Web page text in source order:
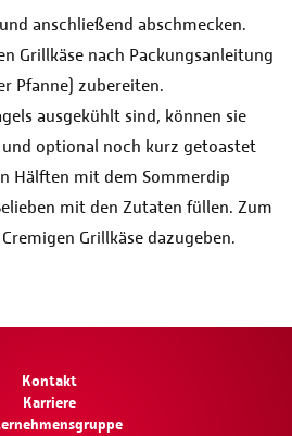
anschließend abschmecken.
Grillkäse nach Packungsanleitung
Pfanne) zubereiten.
ausgekühlt sind, können sie
optional noch kurz getoastet
Hälften mit dem Sommerdip
mit den Zutaten füllen. Zum
Cremigen Grillkäse dazugeben.
Kontakt
Karriere